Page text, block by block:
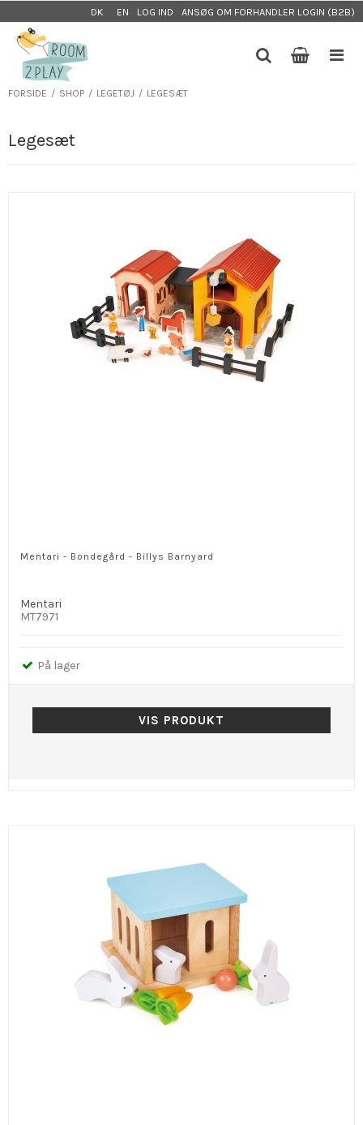
DK EN LOG IND ANSØG OM FORHANDLER LOGIN (B2B)
FORSIDE / SHOP / LEGETØJ / LEGESÆT
Legesæt
Mentari - Bondegård - Billys Barnyard
Mentari
MT7971
På lager
VIS PRODUKT